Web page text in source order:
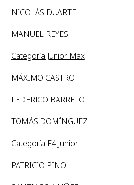
NICOLÁS DUARTE
MANUEL REYES
Categoría Junior Max
MÁXIMO CASTRO
FEDERICO BARRETO
TOMÁS DOMÍNGUEZ
Categoría F4 Junior
PATRICIO PINO